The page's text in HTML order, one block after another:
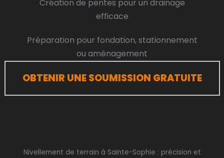
Création de pentes pour un drainage
efficace
Préparation pour fondation, stationnement
ou aménagement
OBTENIR UNE SOUMISSION GRATUITE
Nivellement de terrain à Sainte-Sophie : précision et